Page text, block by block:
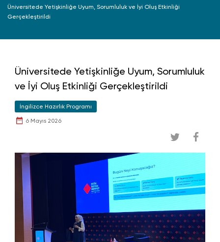
Üniversitede Yetişkinliğe Uyum, Sorumluluk ve İyi Oluş Etkinliği
Gerçekleştirildi
Üniversitede Yetişkinliğe Uyum, Sorumluluk
ve İyi Oluş Etkinliği Gerçekleştirildi
İngilizce Hazırlık Programı
6 Mayıs 2026